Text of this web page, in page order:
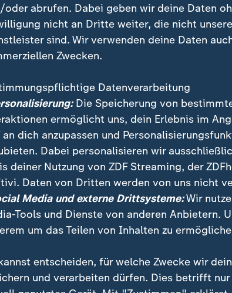
als Interimschefin der Bremer Außenstelle
haben: Sie wies auf Unregelmäßigkeiten
- und wurde versetzt. Ein Interview.
oder abrufen. Dabei geben wir deine Daten
nicht an Dritte weiter, die nicht
sind. Wir verwenden deine Daten
Zwecken.
Datenverarbeitung
Die Speicherung von
ermöglicht uns, dein Erlebnis im
an dich anzupassen und
Dabei personalisieren wir
deiner Nutzung von ZDF Streaming, der
Daten von Dritten werden von uns nicht
Media und externe Drittsysteme:Wir
Tools und Dienste von anderen Anbietern.
um das Teilen von Inhalten zu
entscheiden, für welche Zwecke wir
und verarbeiten dürfen. Dies betrifft nur